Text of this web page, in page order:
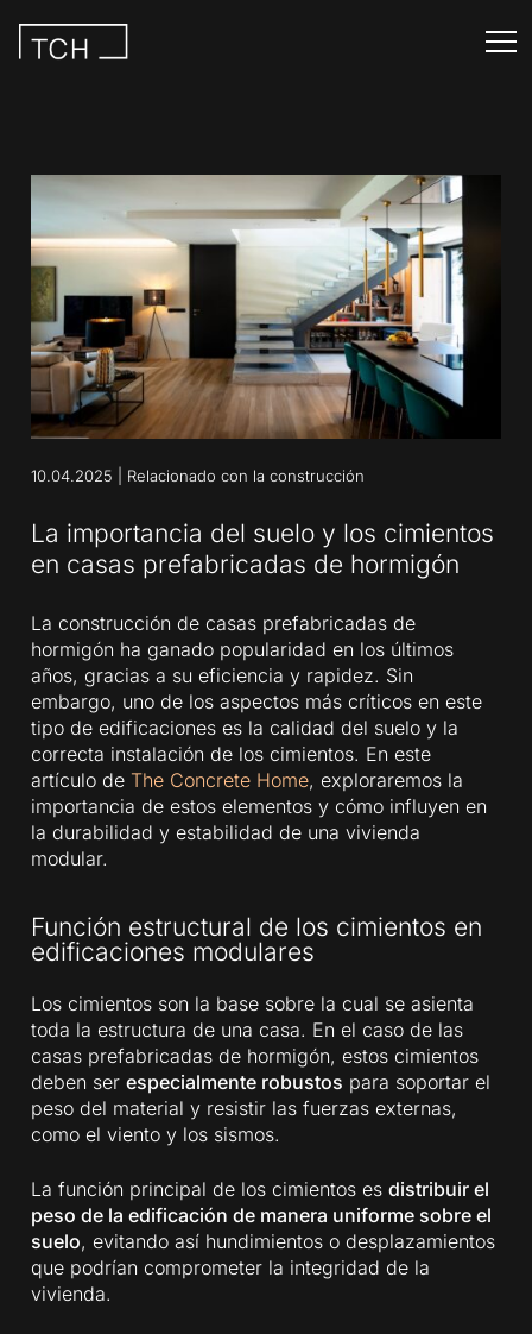
10.04.2025 Relacionado con la construcción
La importancia del suelo y los cimientos
en casas prefabricadas de hormigón
La construcción de casas prefabricadas de
hormigón ha ganado popularidad en los últimos
años, gracias a su eficiencia y rapidez. Sin
embargo, uno de los aspectos más críticos en este
tipo de edificaciones es la calidad del suelo y la
correcta instalación de los cimientos. En este
artículo de The Concrete Home, exploraremos la
importancia de estos elementos y cómo influyen en
la durabilidad y estabilidad de una vivienda
modular.
Función estructural de los cimientos en
edificaciones modulares
Los cimientos son la base sobre la cual se asienta
toda la estructura de una casa. En el caso de las
casas prefabricadas de hormigón, estos cimientos
deben serespecialmente robustos para soportar el
peso del material y resistir las fuerzas externas,
como el viento y los sismos.
La función principal de los cimientos esdistribuir el
peso de la edificación de manera uniforme sobre el
suelo, evitando así hundimientos o desplazamientos
que podrían comprometer la integridad de la
vivienda.